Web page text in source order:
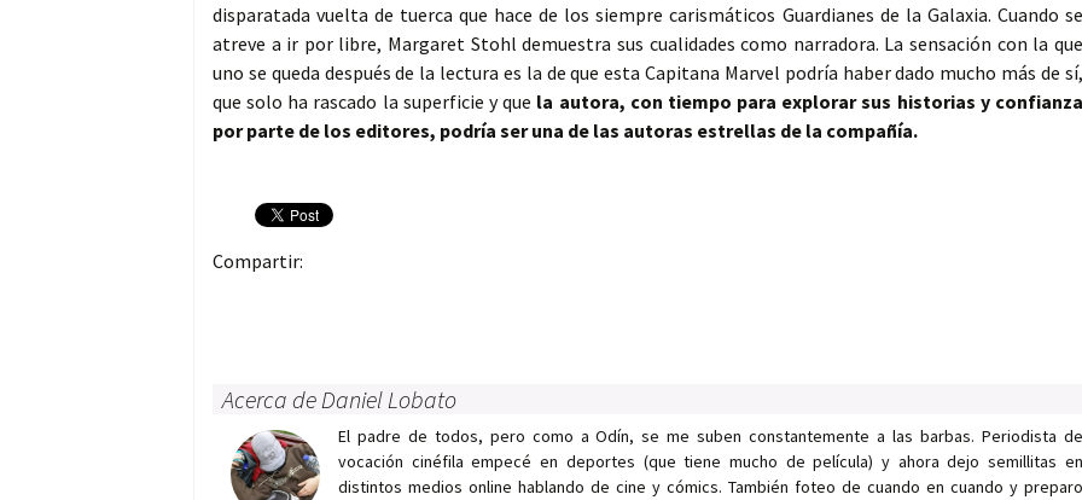
disparatada vuelta de tuerca que hace de los siempre carismáticos Guardianes de la Galaxia. Cuando se
atreve a ir por libre, Margaret Stohl demuestra sus cualidades como narradora. La sensación con la que
uno se queda después de la lectura es la de que esta Capitana Marvel podría haber dado mucho más de sí,
que solo ha rascado la superficie y que la autora, con tiempo para explorar sus historias y confianza
por parte de los editores, podría ser una de las autoras estrellas de la compañía.
Compartir:
Acerca de Daniel Lobato
El padre de todos, pero como a Odín, se me suben constantemente a las barbas. Periodista de
vocación cinéfila empecé en deportes (que tiene mucho de película) y ahora dejo semillitas en
distintos medios online hablando de cine y cómics. También foteo de cuando en cuando y preparo